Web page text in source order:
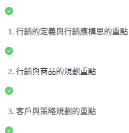
1. 行銷的定義與行銷應構思的重點
2. 行銷與商品的規劃重點
3. 客戶與策略規劃的重點